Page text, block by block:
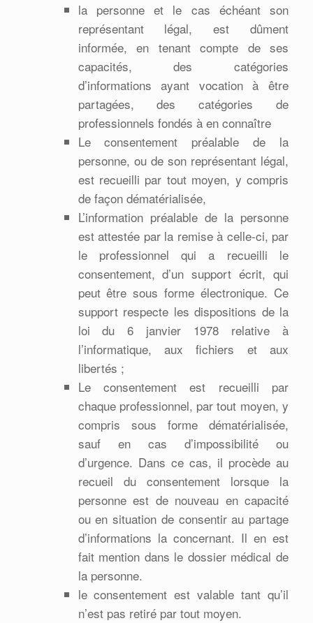
la personne et le cas échéant son
représentant légal, est dûment
informée, en tenant compte de ses
capacités, des catégories
d’informations ayant vocation à être
partagées, des catégories de
professionnels fondés à en connaître
Le consentement préalable de la
personne, ou de son représentant légal,
est recueilli par tout moyen, y compris
de façon dématérialisée,
L’information préalable de la personne
est attestée par la remise à celle-ci, par
le professionnel qui a recueilli le
consentement, d’un support écrit, qui
peut être sous forme électronique. Ce
support respecte les dispositions de la
loi du 6 janvier 1978 relative à
l’informatique, aux fichiers et aux
libertés ;
Le consentement est recueilli par
chaque professionnel, par tout moyen, y
compris sous forme dématérialisée,
sauf en cas d’impossibilité ou
d’urgence. Dans ce cas, il procède au
recueil du consentement lorsque la
personne est de nouveau en capacité
ou en situation de consentir au partage
d’informations la concernant. Il en est
fait mention dans le dossier médical de
la personne.
le consentement est valable tant qu’il
n’est pas retiré par tout moyen.